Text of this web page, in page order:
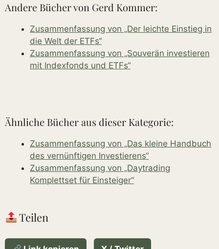
Andere Bücher von Gerd Kommer:
Zusammenfassung von „Der leichte Einstieg in
die Welt der ETFs“
Zusammenfassung von „Souverän investieren
mit Indexfonds und ETFs“
Ähnliche Bücher aus dieser Kategorie:
Zusammenfassung von „Das kleine Handbuch
des vernünftigen Investierens“
Zusammenfassung von „Daytrading
Komplettset für Einsteiger“
Teilen